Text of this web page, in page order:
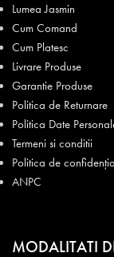
Lumea Jasmin
Cum Comand
Cum Platesc
Livrare Produse
Garantie Produse
Politica de Returnare
Politica Date
Termeni si conditii
Politica de
ANPC
MODALITATI